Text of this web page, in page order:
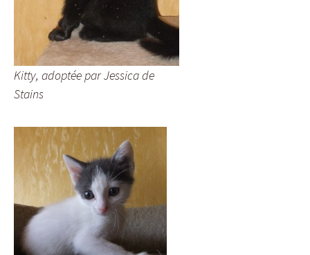
Kitty, adoptée par Jessica de
Stains